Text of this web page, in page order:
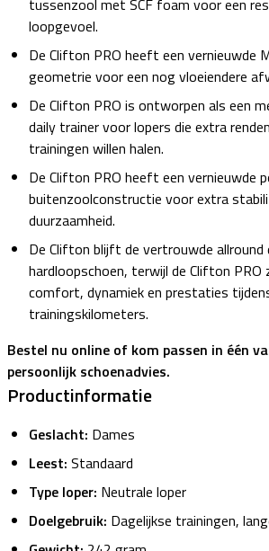
tussenzool met SCF foam voor een
loopgevoel.
De Clifton PRO heeft een vernieuwde
geometrie voor een nog vloeiendere
De Clifton PRO is ontworpen als een
daily trainer voor lopers die extra
trainingen willen halen.
De Clifton PRO heeft een vernieuwde
buitenzoolconstructie voor extra
duurzaamheid.
De Clifton blijft de vertrouwde allround
hardloopschoen, terwijl de Clifton PRO
comfort, dynamiek en prestaties
trainingskilometers.
Bestel nu online of kom passen in één
persoonlijk schoenadvies.
Productinformatie
Geslacht: Dames
Leest: Standaard
Type loper: Neutrale loper
Doelgebruik: Dagelijkse trainingen,